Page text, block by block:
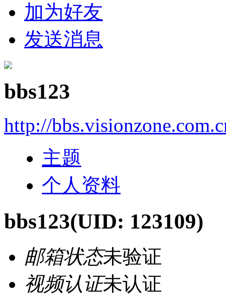
加为好友
发送消息
bbs123
http://
主题
个人资料
bbs123(UID: 123109)
邮箱状态未验证
视频认证未认证